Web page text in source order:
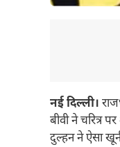
नई दिल्ली।
बीवी ने चरित्र
दुल्हन ने ऐसा